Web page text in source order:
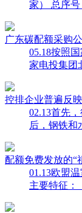
家） 总序号
广东碳配额采购
05.18按照国
家电投集团
控排企业普遍反
02.13首先
后，钢铁和
配额免费发放的“
01.13欧盟
主要特征：